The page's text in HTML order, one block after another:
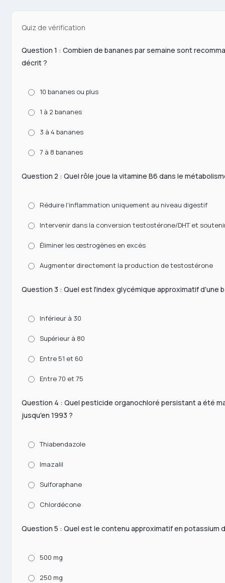
Quiz de vérification
Question 1 : Combien de bananes par semaine sont
décrit ?
10 bananes ou plus
1 à 2 bananes
3 à 4 bananes
7 à 8 bananes
Question 2 : Quel rôle joue la vitamine B6 dans le
Réduire l'inflammation uniquement au niveau digestif
Intervenir dans la conversion testostérone/DHT et
Éliminer les œstrogènes en excès
Augmenter directement la production de testostérone
Question 3 : Quel est l'index glycémique approximatif d'une
Inférieur à 30
Supérieur à 80
Entre 51 et 60
Entre 70 et 75
Question 4 : Quel pesticide organochloré persistant a été
jusqu'en 1993 ?
Thiabendazole
Imazalil
Sulforaphane
Chlordécone
Question 5 : Quel est le contenu approximatif en potassium
500 mg
250 mg